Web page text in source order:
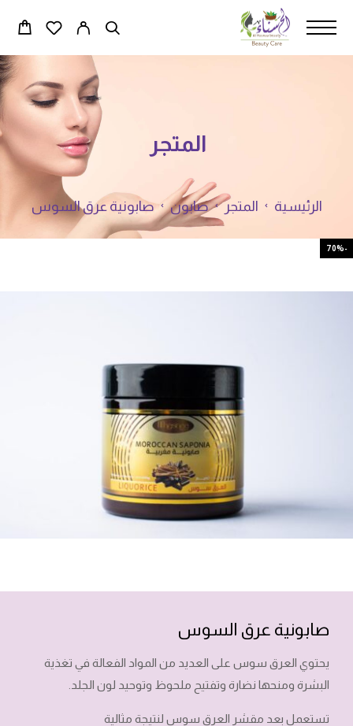
المتجر
الرئيسية المتجر صابون صابونية عرق السوس
-70%
صابونية عرق السوس
يحتوي العرق سوس على العديد من المواد الفعالة في تغذية
البشرة ومنحها نضارة وتفتيح ملحوظ وتوحيد لون الجلد.
تستعمل بعد مقشر العرق سوس لنتيجة مثالية